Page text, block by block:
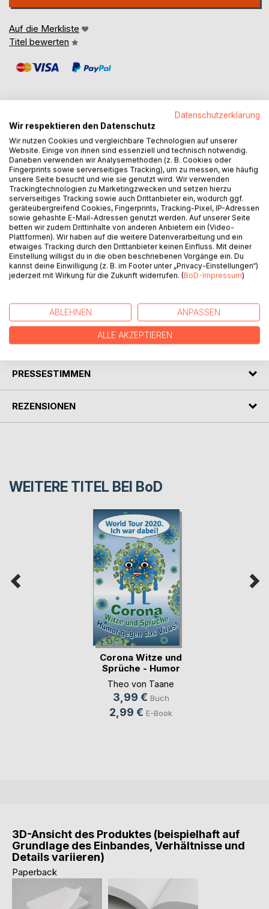
Auf die Merkliste
Titel bewerten
BESCHREIBUNG
- Coole Geschenkidee für deine Lehrerin
- Persönlicher Begleiter, verwendbar u.a. als Notizbuch,
Notizheft, Einschreibbuch, Tagebuch oder Anti-Stress
Schreibbuch.
- Perfekter Ort zum Festhalten von Geistesblitzen,
Erlebnissen, Plänen, kreativen Ideen, Gedanken, ToDo-
Listen, u.v.m., einfach für alles was man nicht vergessen
will!
- Im praktischen Pocketformat, liniert und mit glänzendem
Cover.
- Mit einem schönen Cover, so bunt wie das Leben.
AUTOR/IN
PRESSESTIMMEN
REZENSIONEN
WEITERE TITEL BEI BoD
Corona Witze und
Sprüche - Humor
g(...)
Theo von Taane
3,99 € Buch
2,99 € E-Book
3D-Ansicht des Produktes (beispielhaft auf
Grundlage des Einbandes, Verhältnisse und
Details variieren)
Paperback
Datenschutzerklärung
Wir respektieren den Datenschutz
Wir nutzen Cookies und vergleichbare Technologien auf unserer
Website. Einige von ihnen sind essenziell und technisch notwendig.
Daneben verwenden wir Analysemethoden (z. B. Cookies oder
Fingerprints sowie serverseitiges Tracking), um zu messen, wie häufig
unsere Seite besucht und wie sie genutzt wird. Wir verwenden
Trackingtechnologien zu Marketingzwecken und setzen hierzu
serverseitiges Tracking sowie auch Drittanbieter ein, wodurch ggf.
geräteübergreifend Cookies, Fingerprints, Tracking-Pixel, IP-Adressen
sowie gehashte E-Mail-Adressen genutzt werden. Auf unserer Seite
betten wir zudem Drittinhalte von anderen Anbietern ein (Video-
Plattformen). Wir haben auf die weitere Datenverarbeitung und ein
etwaiges Tracking durch den Drittanbieter keinen Einfluss. Mit deiner
Einstellung willigst du in die oben beschriebenen Vorgänge ein. Du
kannst deine Einwilligung (z. B. im Footer unter „Privacy-Einstellungen“)
jederzeit mit Wirkung für die Zukunft widerrufen. (BoD-Impressum)
ABLEHNEN ANPASSEN
ALLE AKZEPTIEREN